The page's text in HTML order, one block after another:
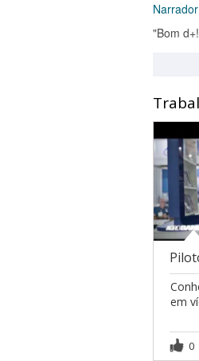
"Bom
em
0